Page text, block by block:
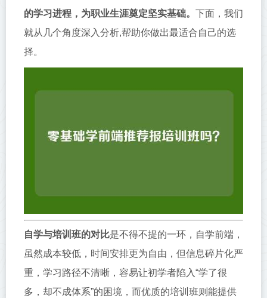
的学习进程，为职业生涯奠定坚实基础。 下面，我们
就从几个角度深入分析,帮助你做出最适合自己的选
择。
自学与培训班的对比是不得不提的一环，自学前端，
虽然成本较低，时间安排更为自由，但信息碎片化严
重，学习路径不清晰，容易让初学者陷入“学了很
多，却不成体系”的困境，而优质的培训班则能提供